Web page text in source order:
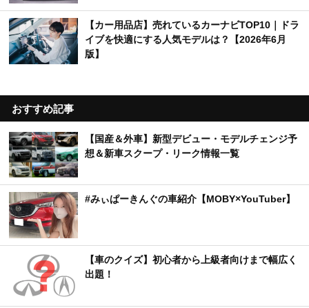
【カー用品店】売れているカーナビTOP10｜ドラ
イブを快適にする人気モデルは？【2026年6月
版】
おすすめ記事
【国産＆外車】新型デビュー・モデルチェンジ予
想＆新車スクープ・リーク情報一覧
#みぃぱーきんぐの車紹介【MOBY×YouTuber】
【車のクイズ】初心者から上級者向けまで幅広く
出題！